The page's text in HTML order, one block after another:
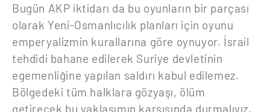
Bugün AKP iktidarı da bu oyunların bir parçası
olarak Yeni-Osmanlıcılık planları için oyunu
emperyalizmin kurallarına göre oynuyor. İsrail
tehdidi bahane edilerek Suriye devletinin
egemenliğine yapılan saldırı kabul edilemez.
Bölgedeki tüm halklara gözyaşı, ölüm
getirecek bu yaklaşımın karşısında durmalıyız.